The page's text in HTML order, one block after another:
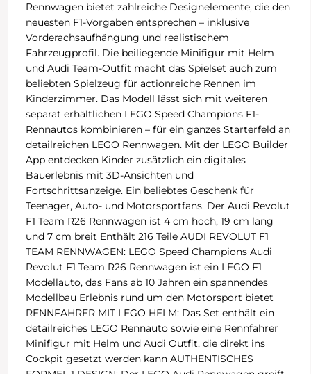
Rennwagen bietet zahlreiche Designelemente, die den
neuesten F1-Vorgaben entsprechen – inklusive
Vorderachsaufhängung und realistischem
Fahrzeugprofil. Die beiliegende Minifigur mit Helm
und Audi Team-Outfit macht das Spielset auch zum
beliebten Spielzeug für actionreiche Rennen im
Kinderzimmer. Das Modell lässt sich mit weiteren
separat erhältlichen LEGO Speed Champions F1-
Rennautos kombinieren – für ein ganzes Starterfeld an
detailreichen LEGO Rennwagen. Mit der LEGO Builder
App entdecken Kinder zusätzlich ein digitales
Bauerlebnis mit 3D-Ansichten und
Fortschrittsanzeige. Ein beliebtes Geschenk für
Teenager, Auto- und Motorsportfans. Der Audi Revolut
F1 Team R26 Rennwagen ist 4 cm hoch, 19 cm lang
und 7 cm breit Enthält 216 Teile AUDI REVOLUT F1
TEAM RENNWAGEN: LEGO Speed Champions Audi
Revolut F1 Team R26 Rennwagen ist ein LEGO F1
Modellauto, das Fans ab 10 Jahren ein spannendes
Modellbau Erlebnis rund um den Motorsport bietet
RENNFAHRER MIT LEGO HELM: Das Set enthält ein
detailreiches LEGO Rennauto sowie eine Rennfahrer
Minifigur mit Helm und Audi Outfit, die direkt ins
Cockpit gesetzt werden kann AUTHENTISCHES